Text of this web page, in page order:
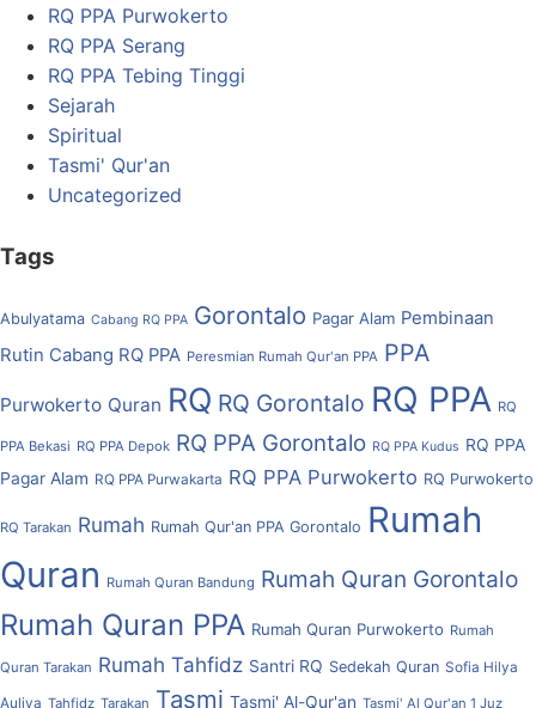
RQ PPA Purwokerto
RQ PPA Serang
RQ PPA Tebing Tinggi
Sejarah
Spiritual
Tasmi' Qur'an
Uncategorized
Tags
Abulyatama Cabang RQ PPA Gorontalo Pagar Alam Pembinaan
Rutin Cabang RQ PPA Peresmian Rumah Qur'an PPA PPA
Purwokerto Quran RQ RQ Gorontalo RQ PPA RQ
PPA Bekasi RQ PPA Depok RQ PPA Gorontalo RQ PPA Kudus RQ PPA
Pagar Alam RQ PPA Purwakarta RQ PPA Purwokerto RQ Purwokerto
RQ Tarakan Rumah Rumah Qur'an PPA Gorontalo Rumah
Quran Rumah Quran Bandung Rumah Quran Gorontalo
Rumah Quran PPA Rumah Quran Purwokerto Rumah
Quran Tarakan Rumah Tahfidz Santri RQ Sedekah Quran Sofia Hilya
Auliya Tahfidz Tarakan Tasmi Tasmi' Al-Qur'an Tasmi' Al Qur'an 1 Juz